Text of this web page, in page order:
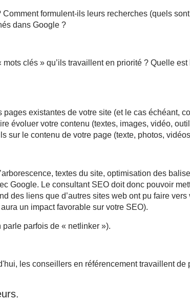
formulent-ils leurs recherches (quels
dans Google ?
clés » qu’ils travaillent en priorité ? Quelle
existantes de votre site (et le cas échéant,
évoluer votre contenu (textes, images, vidéo,
sur le contenu de votre page (texte, photos,
textes du site, optimisation des
Google. Le consultant SEO doit donc pouvoir
liens que d’autres sites web ont pu faire
un impact favorable sur votre SEO).
parfois de « netlinker »).
les conseillers en référencement travaillent